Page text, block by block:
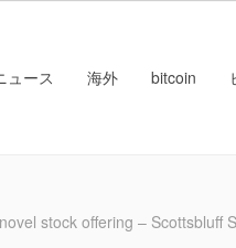
ュース 海外 bitcoin
stock offering – Scottsbluff